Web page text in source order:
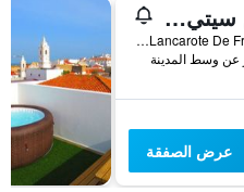
لاجوس سيتي سنتر جيست هاوس آند هوستل
Rua Lancarote De Freitas N 58, لاغوس (البرتغال), منطقة فارو, البرتغال
عرض الصفقة